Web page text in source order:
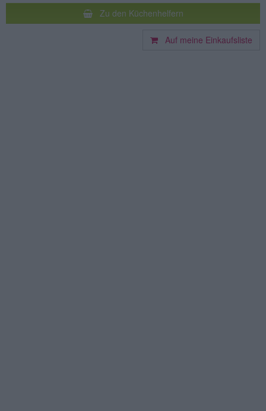
Zu den Küchenhelfern
Auf meine Einkaufsliste